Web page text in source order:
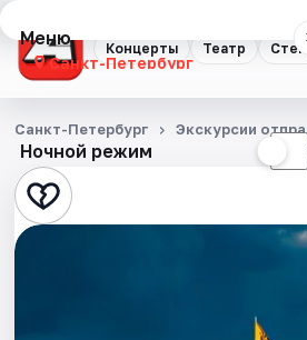
Концерты Театр
Меню
Санкт-Петербург
Концерты
Театр
Стендап
Ночной режим
Санкт-Петербург Экскурсии